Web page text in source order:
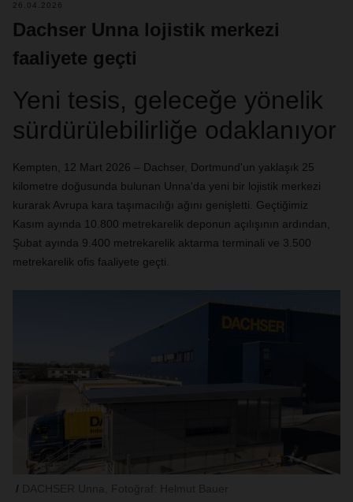
26.04.2026
Dachser Unna lojistik merkezi
faaliyete geçti
Yeni tesis, geleceğe yönelik
sürdürülebilirliğe odaklanıyor
Kempten, 12 Mart 2026 – Dachser, Dortmund'un yaklaşık 25
kilometre doğusunda bulunan Unna'da yeni bir lojistik merkezi
kurarak Avrupa kara taşımacılığı ağını genişletti. Geçtiğimiz
Kasım ayında 10.800 metrekarelik deponun açılışının ardından,
Şubat ayında 9.400 metrekarelik aktarma terminali ve 3.500
metrekarelik ofis faaliyete geçti.